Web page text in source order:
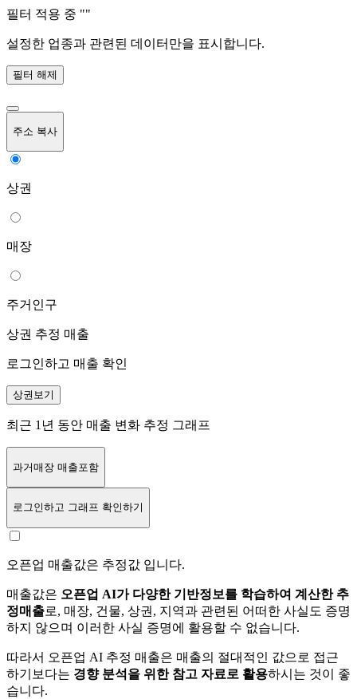
필터 적용 중 ""
설정한 업종과 관련된 데이터만을 표시합니다.
필터 해제
주소 복사
상권
매장
주거인구
상권 추정 매출
로그인하고 매출 확인
상권보기
최근 1년 동안 매출 변화 추정 그래프
과거매장 매출포함
로그인하고 그래프 확인하기
오픈업 매출값은 추정값 입니다.
매출값은 오픈업 AI가 다양한 기반정보를 학습하여 계산한 추
정매출로, 매장, 건물, 상권, 지역과 관련된 어떠한 사실도 증명
하지 않으며 이러한 사실 증명에 활용할 수 없습니다.
따라서 오픈업 AI 추정 매출은 매출의 절대적인 값으로 접근
하기보다는 경향 분석을 위한 참고 자료로 활용하시는 것이 좋
습니다.